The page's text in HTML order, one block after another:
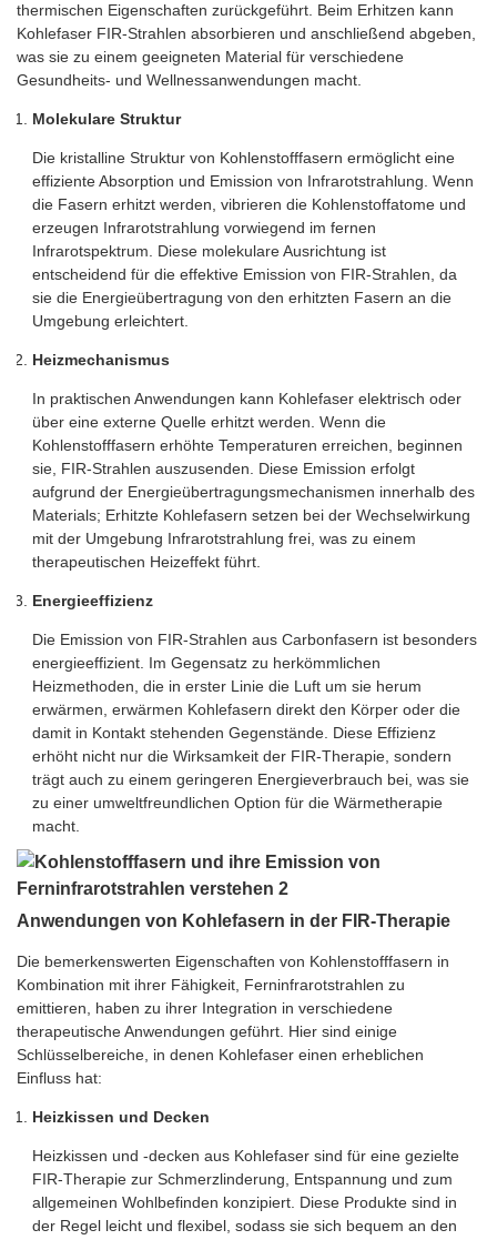
thermischen Eigenschaften zurückgeführt. Beim Erhitzen kann
Kohlefaser FIR-Strahlen absorbieren und anschließend abgeben,
was sie zu einem geeigneten Material für verschiedene
Gesundheits- und Wellnessanwendungen macht.
Molekulare Struktur
Die kristalline Struktur von Kohlenstofffasern ermöglicht eine
effiziente Absorption und Emission von Infrarotstrahlung. Wenn
die Fasern erhitzt werden, vibrieren die Kohlenstoffatome und
erzeugen Infrarotstrahlung vorwiegend im fernen
Infrarotspektrum. Diese molekulare Ausrichtung ist
entscheidend für die effektive Emission von FIR-Strahlen, da
sie die Energieübertragung von den erhitzten Fasern an die
Umgebung erleichtert.
Heizmechanismus
In praktischen Anwendungen kann Kohlefaser elektrisch oder
über eine externe Quelle erhitzt werden. Wenn die
Kohlenstofffasern erhöhte Temperaturen erreichen, beginnen
sie, FIR-Strahlen auszusenden. Diese Emission erfolgt
aufgrund der Energieübertragungsmechanismen innerhalb des
Materials; Erhitzte Kohlefasern setzen bei der Wechselwirkung
mit der Umgebung Infrarotstrahlung frei, was zu einem
therapeutischen Heizeffekt führt.
Energieeffizienz
Die Emission von FIR-Strahlen aus Carbonfasern ist besonders
energieeffizient. Im Gegensatz zu herkömmlichen
Heizmethoden, die in erster Linie die Luft um sie herum
erwärmen, erwärmen Kohlefasern direkt den Körper oder die
damit in Kontakt stehenden Gegenstände. Diese Effizienz
erhöht nicht nur die Wirksamkeit der FIR-Therapie, sondern
trägt auch zu einem geringeren Energieverbrauch bei, was sie
zu einer umweltfreundlichen Option für die Wärmetherapie
macht.
Anwendungen von Kohlefasern in der FIR-Therapie
Die bemerkenswerten Eigenschaften von Kohlenstofffasern in
Kombination mit ihrer Fähigkeit, Ferninfrarotstrahlen zu
emittieren, haben zu ihrer Integration in verschiedene
therapeutische Anwendungen geführt. Hier sind einige
Schlüsselbereiche, in denen Kohlefaser einen erheblichen
Einfluss hat:
Heizkissen und Decken
Heizkissen und -decken aus Kohlefaser sind für eine gezielte
FIR-Therapie zur Schmerzlinderung, Entspannung und zum
allgemeinen Wohlbefinden konzipiert. Diese Produkte sind in
der Regel leicht und flexibel, sodass sie sich bequem an den